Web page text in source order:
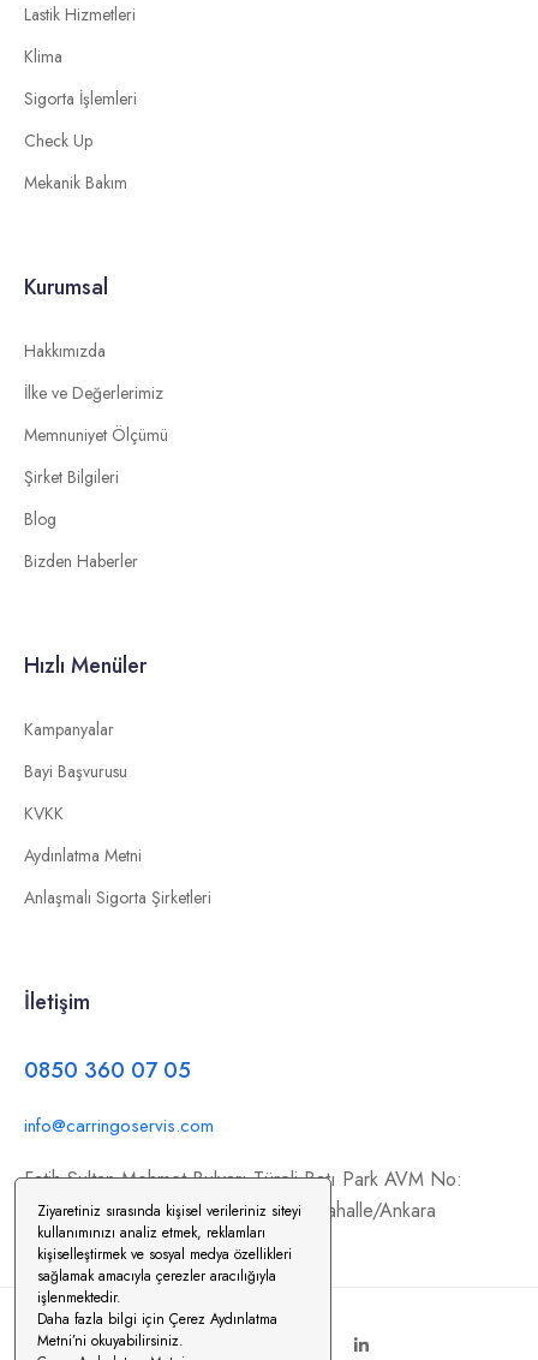
Ziyaretiniz sırasında kişisel verileriniz siteyi
kullanımınızı analiz etmek, reklamları
kişiselleştirmek ve sosyal medya özellikleri
sağlamak amacıyla çerezler aracılığıyla
işlenmektedir.
Daha fazla bilgi için Çerez Aydınlatma
Metni’ni okuyabilirsiniz.
Lastik Hizmetleri
Klima
Sigorta İşlemleri
Check Up
Mekanik Bakım
Kurumsal
Hakkımızda
İlke ve Değerlerimiz
Memnuniyet Ölçümü
Şirket Bilgileri
Blog
Bizden Haberler
Hızlı Menüler
Kampanyalar
Bayi Başvurusu
KVKK
Aydınlatma Metni
Anlaşmalı Sigorta Şirketleri
İletişim
0850 360 07 05
info@carringoservis.com
Fatih Sultan Mehmet Bulvarı Türeli Batı Park AVM No:
354/C11, İstanbul Yolu, 06370 Yenimahalle/Ankara